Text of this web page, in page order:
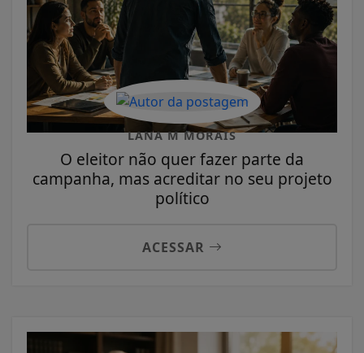
LANA M MORAIS
O eleitor não quer fazer parte da
campanha, mas acreditar no seu projeto
político
ACESSAR